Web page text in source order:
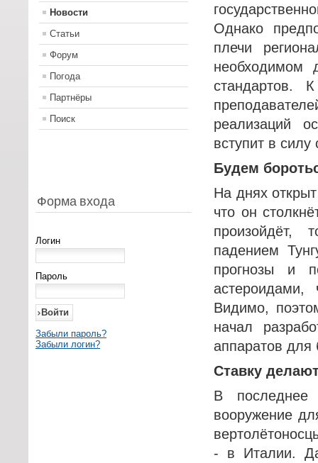
Новости
Статьи
Форум
Погода
Партнёры
Поиск
Форма входа
Логин
Пароль
Забыли пароль?
Забыли логин?
Однако
плечи
необходимом
стандартов.
реализаций
вступит в
Будем
На днях
что он
произойдёт,
падением
прогнозы и
астероидами,
Видимо,
начал
аппаратов для
Ставку
В
вооружение
- в Италии.